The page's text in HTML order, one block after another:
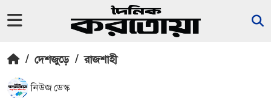
/ দেশজুড়ে / রাজশাহী
নিউজ ডেস্ক